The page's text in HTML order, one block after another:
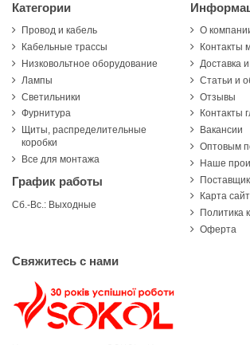
Категории
Провод и кабель
Кабельные трассы
Низковольтное оборудование
Лампы
Светильники
Фурнитура
Щиты, распределительные
коробки
Все для монтажа
График работы
Сб.-Вс.: Выходные
О
Контакты
Доставка
Статьи и
Отзывы
Контакты
Вакансии
Оптовым
Наше
Карта
Политика
Оферта
Свяжитесь с нами